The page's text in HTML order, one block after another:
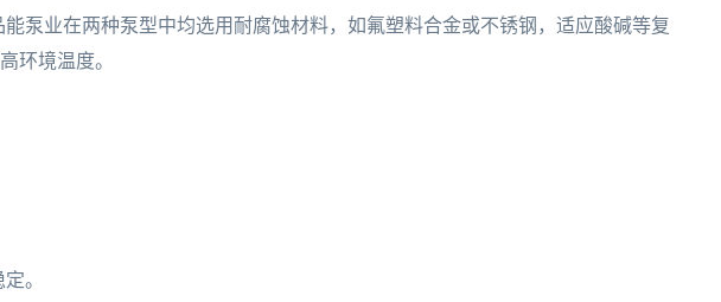
泵业在两种泵型中均选用耐腐蚀材料，如氟塑料合金或不锈钢，适应酸碱等复
环境温度。
。